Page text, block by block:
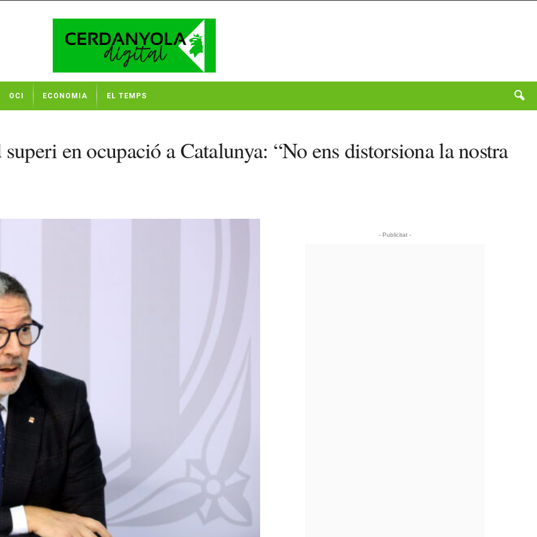
OCI ECONOMIA EL TEMPS
en ocupació a Catalunya: “No ens distorsiona la nostra
- Publicitat -